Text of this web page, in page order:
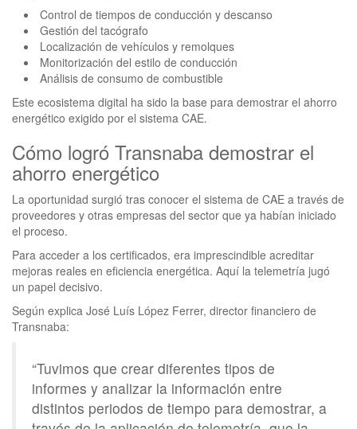
Control de tiempos de conducción y descanso
Gestión del tacógrafo
Localización de vehículos y remolques
Monitorización del estilo de conducción
Análisis de consumo de combustible
Este ecosistema digital ha sido la base para demostrar el ahorro
energético exigido por el sistema CAE.
Cómo logró Transnaba demostrar el
ahorro energético
La oportunidad surgió tras conocer el sistema de CAE a través de
proveedores y otras empresas del sector que ya habían iniciado
el proceso.
Para acceder a los certificados, era imprescindible acreditar
mejoras reales en eficiencia energética. Aquí la telemetría jugó
un papel decisivo.
Según explica José Luís López Ferrer, director financiero de
Transnaba:
“Tuvimos que crear diferentes tipos de
informes y analizar la información entre
distintos periodos de tiempo para demostrar, a